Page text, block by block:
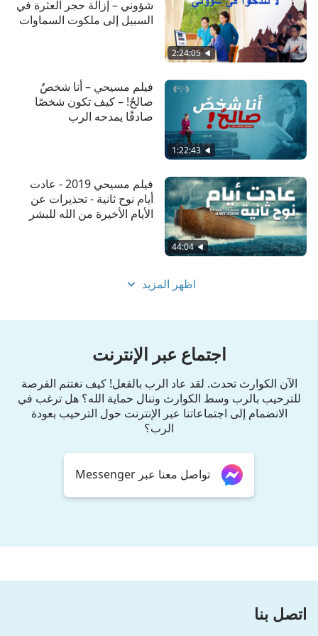
لذا يواصلان اللجوء إلى الأكاذيب والخدع لخداع الزبائن، مع
أنهما يعرفان أن الله يكره منهما ذلك ....وبعد عدة
صراعات وإخفاقات، يختاران في النهاية أن يكونا نزيهين
تجارتهما وحسب، بل يستمتعان أيضًا بالشعور بالسلام
والأمان الناجمين عن كونهما شخصين نزيهين.
2:24:05
شؤوني – إزالة حجر العثرة في
السبيل إلى ملكوت السماوات
1:22:43
فيلم مسيحي – أنا شخصٌ
صالحٌ! – كيف تكون شخصًا
صادقًا يمدحه الرب
44:04
فيلم مسيحي 2019 - عادت
أيام نوح ثانية - تحذيرات عن
الأيام الأخيرة من الله للبشر
اظهر المزيد
اجتماع عبر الإنترنت
الآن الكوارث تحدث. لقد عاد الرب بالفعل! كيف نغتنم الفرصة
للترحيب بالرب وسط الكوارث وننال حماية الله؟ هل ترغب في
الانضمام إلى اجتماعاتنا عبر الإنترنت حول الترحيب بعودة
الرب؟
تواصل معنا عبر Messenger
اتصل بنا